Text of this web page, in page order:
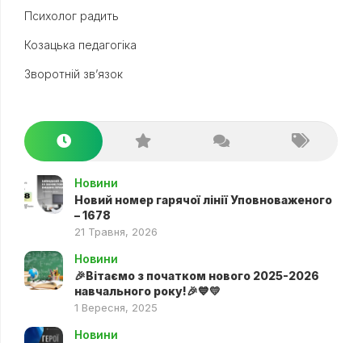
Психолог радить
Козацька педагогіка
Зворотній зв’язок
Новини
Новий номер гарячої лінії Уповноваженого
– 1678
21 Травня, 2026
Новини
🎉Вітаємо з початком нового 2025-2026
навчального року!🎉💙💛
1 Вересня, 2025
Новини